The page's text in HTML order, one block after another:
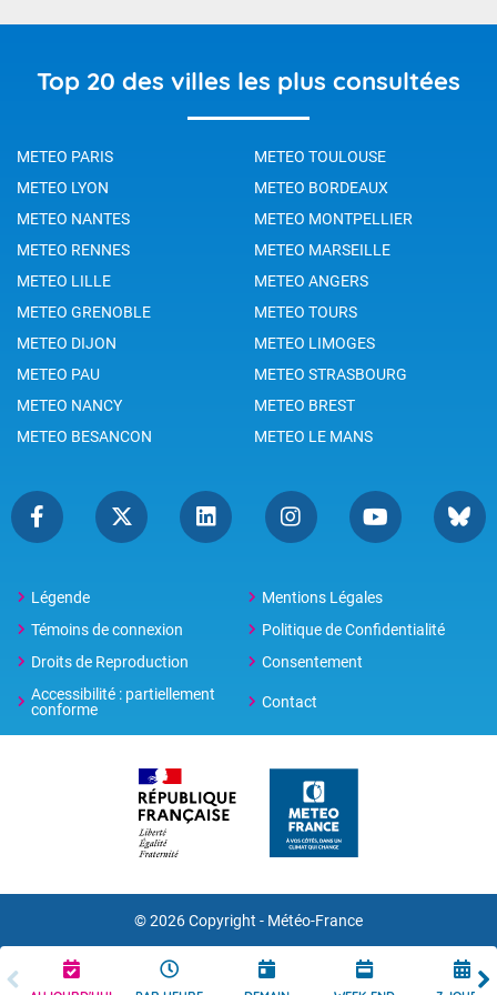
Top 20 des villes les plus consultées
METEO PARIS
METEO TOULOUSE
METEO LYON
METEO BORDEAUX
METEO NANTES
METEO MONTPELLIER
METEO RENNES
METEO MARSEILLE
METEO LILLE
METEO ANGERS
METEO GRENOBLE
METEO TOURS
METEO DIJON
METEO LIMOGES
METEO PAU
METEO STRASBOURG
METEO NANCY
METEO BREST
METEO BESANCON
METEO LE MANS
Légende
Mentions Légales
Témoins de connexion
Politique de Confidentialité
Droits de Reproduction
Consentement
Accessibilité : partiellement
conforme
Contact
© 2026 Copyright - Météo-France